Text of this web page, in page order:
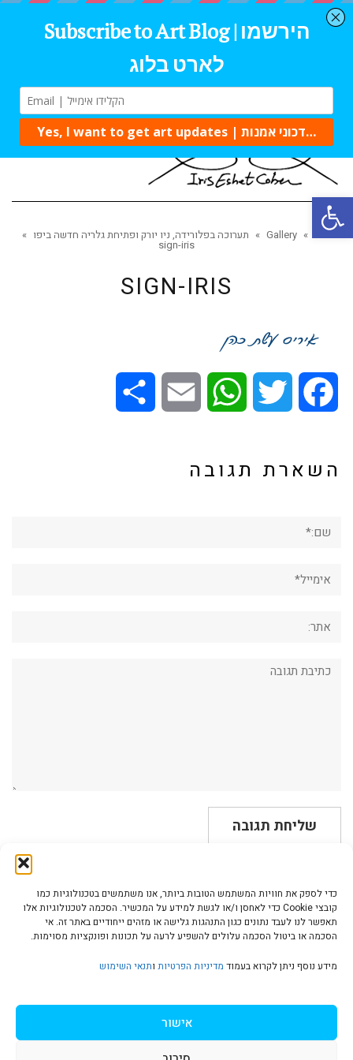
פתח סרגל נגישות
כדי לספק את חוויות המשתמש הטובות ביותר, אנו משתמשים בטכנולוגיות כמו
קובצי Cookie כדי לאחסן ו/או לגשת למידע על המכשיר. הסכמה לטכנולוגיות אלו
תאפשר לנו לעבד נתונים כגון התנהגות גלישה או מזהים ייחודיים באתר זה. אי
הסכמה או ביטול הסכמה עלולים להשפיע לרעה על תכונות ופונקציות מסוימות.
מידע נוסף ניתן לקרוא בעמוד מדיניות הפרטיות ותנאי השימוש
אישור
ראשי »
Gallery
» תערוכה בפלורידה, ניו יורק ופתיחת גלריה חדשה ביפו »
sign-iris
SIGN-IRIS
Facebook
Twitter
WhatsApp
Email
השארת תגובה
הצהרת נגישות | Accessibility